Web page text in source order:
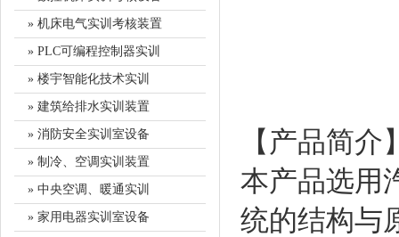
» 机床电气实训考核装置
» PLC可编程控制器实训
» 楼宇智能化技术实训
» 建筑给排水实训装置
» 消防安全实训室设备
» 制冷、空调实训装置
» 中央空调、暖通实训
» 家用电器实训室设备
【产品简介
本产品选用
统的结构与